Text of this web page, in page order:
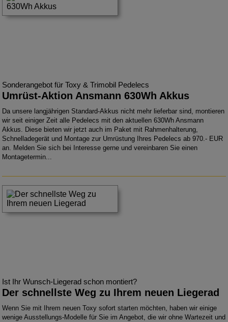
Sonderangebot für Toxy & Trimobil Pedelecs
Umrüst-Aktion Ansmann 630Wh Akkus
Da unsere langjährigen Standard-Akkus nicht mehr lieferbar sind, montieren
wir seit einiger Zeit alle Pedelecs mit den aktuellen 630Wh Ansmann
Akkus. Diese bieten wir jetzt auch im Paket mit Rahmenhalterung,
Schnelladegerät und Montage zur Umrüstung Ihres Pedelecs ab 970.- EUR
an. Melden Sie sich bei Interesse gerne und vereinbaren Sie einen
Montagetermin...
Ist Ihr Wunsch-Liegerad schon montiert?
Der schnellste Weg zu Ihrem neuen Liegerad
Wenn Sie mit Ihrem neuen Toxy sofort starten möchten, haben wir einige
wenige Ausstellungs-Modelle für Sie im Angebot, die wir ohne Wartezeit und